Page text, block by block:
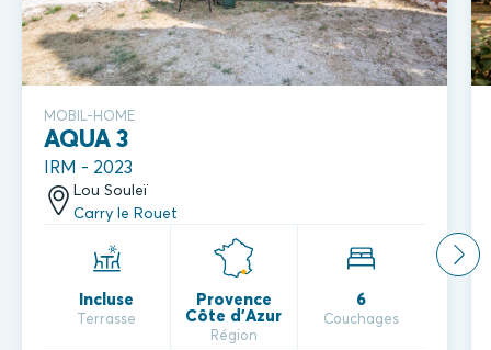
MOBIL-HOME
AQUA 3
IRM - 2023
Lou Souleï
Carry le Rouet
Incluse
Terrasse
Provence
Côte d'Azur
Région
6
Couchages